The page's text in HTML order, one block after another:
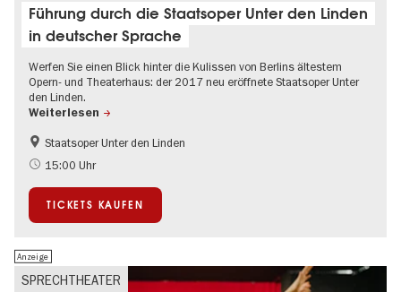
Führung durch die Staatsoper Unter den Linden
in deutscher Sprache
Werfen Sie einen Blick hinter die Kulissen von Berlins ältestem
Opern- und Theaterhaus: der 2017 neu eröffnete Staatsoper Unter
den Linden.
Weiterlesen
Musikstadt
Geschichte
Kultursommer
Staatsoper Unter den Linden
15:00 Uhr
TICKETS KAUFEN
SPRECHTHEATER
Anzeige